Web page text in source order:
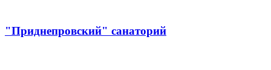
"Приднепровский" санаторий